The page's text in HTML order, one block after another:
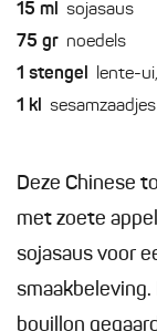
15 ml sojasaus
75 gr noedels
1 stengel lente-
1 kl sesamzaadjes
Deze Chinese
met zoete
sojasaus voor
bouillon